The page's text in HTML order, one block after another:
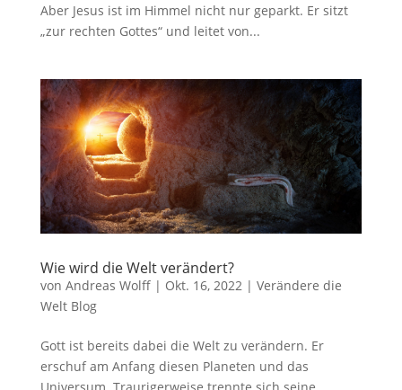
Aber Jesus ist im Himmel nicht nur geparkt. Er sitzt
„zur rechten Gottes“ und leitet von...
Wie wird die Welt verändert?
von Andreas Wolff| Okt. 16, 2022 | Verändere die
Welt Blog
Gott ist bereits dabei die Welt zu verändern. Er
erschuf am Anfang diesen Planeten und das
Universum. Traurigerweise trennte sich seine